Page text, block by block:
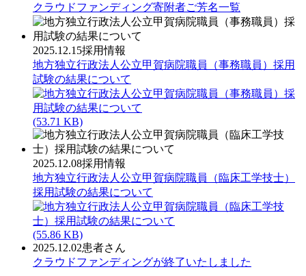
クラウドファンディング寄附者ご芳名一覧
2025.12.15採用情報
地方独立行政法人公立甲賀病院職員（事務職員）採用
試験の結果について
(53.71 KB)
2025.12.08採用情報
地方独立行政法人公立甲賀病院職員（臨床工学技士）
採用試験の結果について
(55.86 KB)
2025.12.02患者さん
クラウドファンディングが終了いたしました